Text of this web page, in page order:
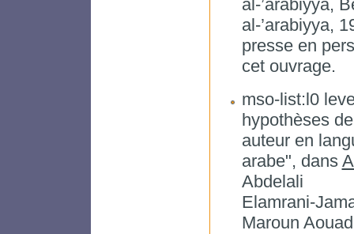
al-’arabiyya,
al-’arabiyya,
presse en
cet ouvrage.
mso-list:l0
hypothèses
auteur en
arabe", dans
Abdelali
Elamrani-
Maroun Aouad